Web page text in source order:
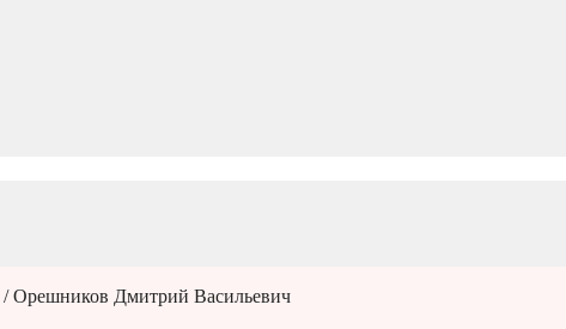
/ Орешников Дмитрий Васильевич